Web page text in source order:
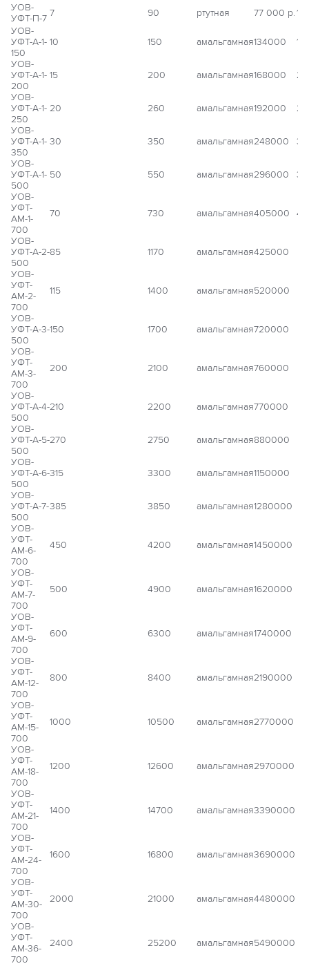
УОВ-
УФТ-П-7 7 90 ртутная 77 000 р.
УОВ-
УФТ-А-1-
150
10 150 амальгамная134000
УОВ-
УФТ-А-1-
200
15 200 амальгамная168000
УОВ-
УФТ-А-1-
250
20 260 амальгамная192000
УОВ-
УФТ-А-1-
350
30 350 амальгамная248000
УОВ-
УФТ-А-1-
500
50 550 амальгамная296000
УОВ-
УФТ-
АМ-1-
700
70 730 амальгамная405000
УОВ-
УФТ-А-2-
500
85 1170 амальгамная425000
УОВ-
УФТ-
АМ-2-
700
115 1400 амальгамная520000
УОВ-
УФТ-А-3-
500
150 1700 амальгамная720000
УОВ-
УФТ-
АМ-3-
700
200 2100 амальгамная760000
УОВ-
УФТ-А-4-
500
210 2200 амальгамная770000
УОВ-
УФТ-А-5-
500
270 2750 амальгамная880000
УОВ-
УФТ-А-6-
500
315 3300 амальгамная1150000
УОВ-
УФТ-А-7-
500
385 3850 амальгамная1280000
УОВ-
УФТ-
АМ-6-
700
450 4200 амальгамная1450000
УОВ-
УФТ-
АМ-7-
700
500 4900 амальгамная1620000
УОВ-
УФТ-
АМ-9-
700
600 6300 амальгамная1740000
УОВ-
УФТ-
АМ-12-
700
800 8400 амальгамная2190000
УОВ-
УФТ-
АМ-15-
700
1000 10500 амальгамная2770000
УОВ-
УФТ-
АМ-18-
700
1200 12600 амальгамная2970000
УОВ-
УФТ-
АМ-21-
700
1400 14700 амальгамная3390000
УОВ-
УФТ-
АМ-24-
700
1600 16800 амальгамная3690000
УОВ-
УФТ-
АМ-30-
700
2000 21000 амальгамная4480000
УОВ-
УФТ-
АМ-36-
700
2400 25200 амальгамная5490000